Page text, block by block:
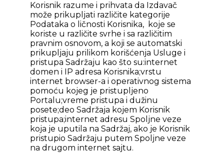
Korisnik razume i prihvata da Izdavač
može prikupljati različite kategorije
Podataka o ličnosti Korisnika, koje se
koriste u različite svrhe i sa različitim
pravnim osnovom, a koji se automatski
prikupljaju prilikom korišćenja Usluge i
pristupa Sadržaju kao što su:internet
domen i IP adresa Korisnika;vrstu
internet browser-a i operativnog sistema
pomoću kojeg je pristupljeno
Portalu;vreme pristupa i dužinu
posete;deo Sadržaja kojem Korisnik
pristupa;internet adresu Spoljne veze
koja je uputila na Sadržaj, ako je Korisnik
pristupio Sadržaju putem Spoljne veze
na drugom internet sajtu.